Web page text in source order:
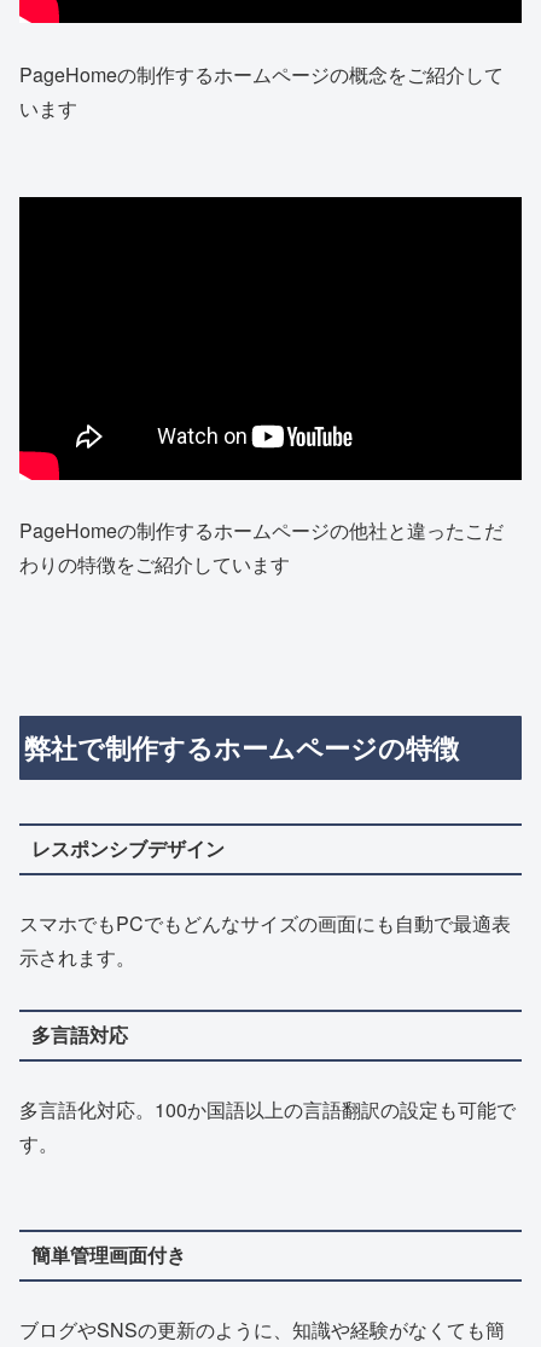
PageHomeの制作するホームページの概念をご紹介して
います
PageHomeの制作するホームページの他社と違ったこだ
わりの特徴をご紹介しています
弊社で制作するホームページの特徴
レスポンシブデザイン
スマホでもPCでもどんなサイズの画面にも自動で最適表
示されます。
多言語対応
多言語化対応。100か国語以上の言語翻訳の設定も可能で
す。
簡単管理画面付き
ブログやSNSの更新のように、知識や経験がなくても簡